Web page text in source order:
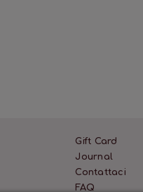
Gift Card
Journal
Contattaci
FAQ